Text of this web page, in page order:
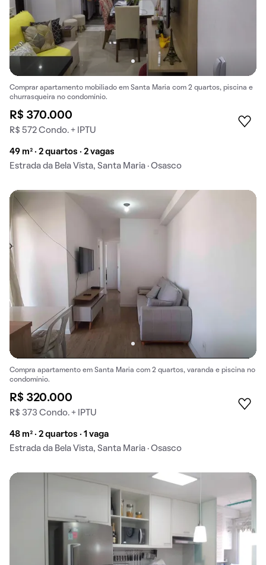
Comprar apartamento mobiliado em Santa Maria com 2 quartos, piscina e
churrasqueira no condomínio.
R$ 370.000
R$ 572 Condo. + IPTU
49 m² · 2 quartos · 2 vagas
Estrada da Bela Vista, Santa Maria · Osasco
Compra apartamento em Santa Maria com 2 quartos, varanda e piscina no
condomínio.
R$ 320.000
R$ 373 Condo. + IPTU
48 m² · 2 quartos · 1 vaga
Estrada da Bela Vista, Santa Maria · Osasco